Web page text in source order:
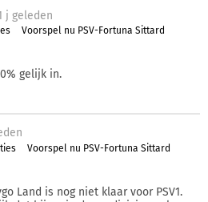
j geleden
Voorspel nu PSV-Fortuna Sittard
gelijk in.
Voorspel nu PSV-Fortuna Sittard
Land is nog niet klaar voor PSV1.